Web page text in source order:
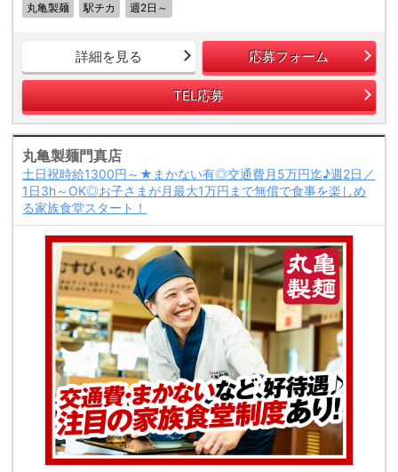
丸亀製麺
駅チカ 週2日～
詳細を見る 応募フォーム
TEL応募
丸亀製麺門真店
土日祝時給1300円～★まかない有◎交通費月5万円迄♪週2日／
1日3h～OK◎お子さまが月最大1万円まで無償で食事を楽しめ
る家族食堂スタート！